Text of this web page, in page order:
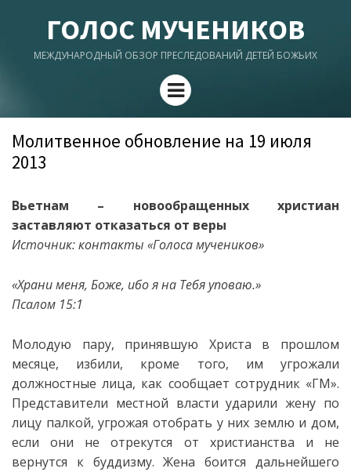
ГОЛОС МУЧЕНИКОВ
МЕЖДУНАРОДНЫЙ ОБЗОР ПРЕСЛЕДОВАНИЙ ДЕТЕЙ БОЖЬИХ
Menu
Молитвенное обновление на 19 июля
2013
Вьетнам – новообращенных христиан
заставляют отказаться от веры
Источник: контакты «Голоса мучеников»
«Храни меня, Боже, ибо я на Тебя уповаю.»
Псалом 15:1
Молодую пару, принявшую Христа в прошлом
месяце, избили, кроме того, им угрожали
должностные лица, как сообщает сотрудник «ГМ».
Представители местной власти ударили жену по
лицу палкой, угрожая отобрать у них землю и дом,
если они не отрекутся от христианства и не
вернутся к буддизму. Жена боится дальнейшего